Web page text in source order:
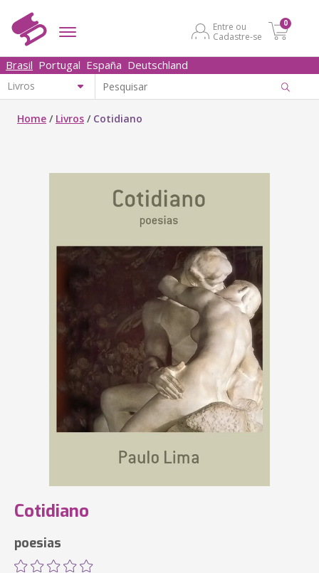
Entre ou
Cadastre-se
0
Brasil Portugal España Deutschland
Home / Livros / Cotidiano
Cotidiano
poesias